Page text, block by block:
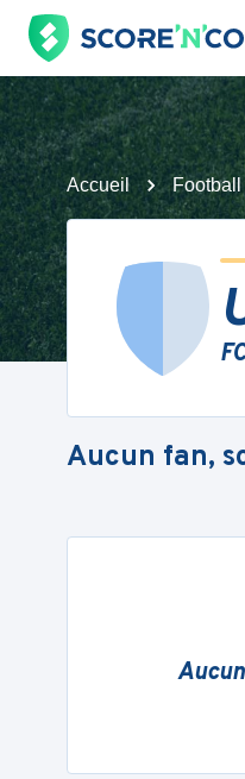
Accueil Football
Aucun fan,